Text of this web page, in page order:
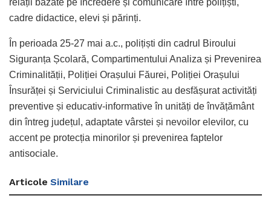
cadre didactice, elevi și părinți.
În perioada 25-27 mai a.c., polițiști din cadrul Biroului
Siguranța Școlară, Compartimentului Analiza și Prevenirea
Criminalității, Poliției Orașului Făurei, Poliției Orașului
Însurăței și Serviciului Criminalistic au desfășurat activități
preventive și educativ-informative în unități de învățământ
din întreg județul, adaptate vârstei și nevoilor elevilor, cu
accent pe protecția minorilor și prevenirea faptelor
antisociale.
Articole Similare